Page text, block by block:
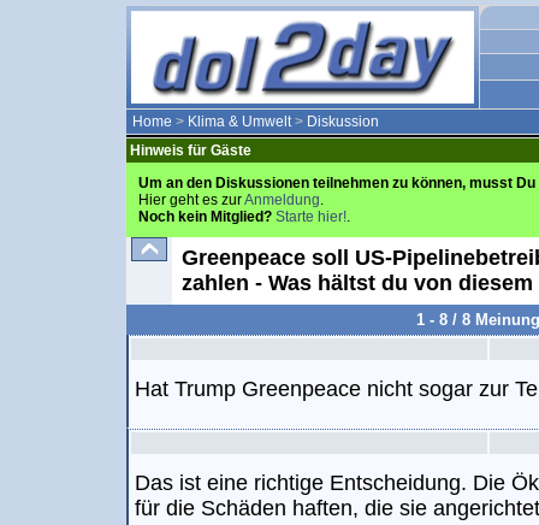
Home > Klima & Umwelt> Diskussion
Hinweis für Gäste
Um an den Diskussionen teilnehmen zu können, musst
Hier geht es zurAnmeldung.
Noch kein Mitglied? Starte hier!.
Greenpeace soll US-
zahlen - Was hältst du von
1 - 8 / 8
Hat Trump Greenpeace nicht sogar zur
Das ist eine richtige Entscheidung. Die
für die Schäden haften, die sie